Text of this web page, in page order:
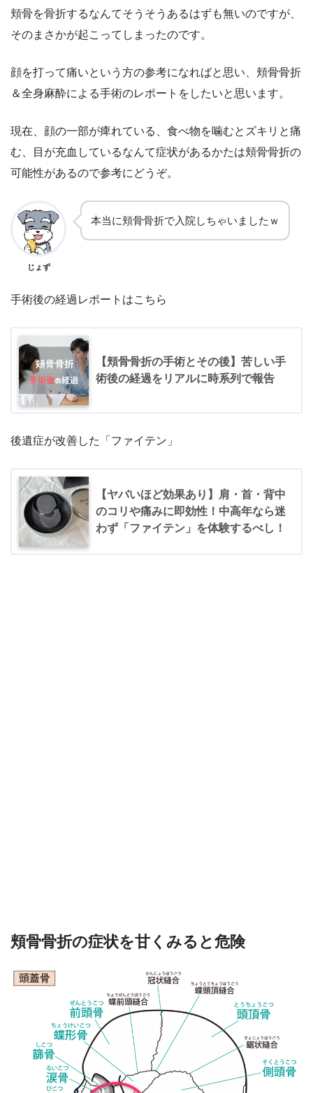
頬骨を骨折するなんてそうそうあるはずも無いのですが、
そのまさかが起こってしまったのです。
顔を打って痛いという方の参考になればと思い、頬骨骨折
＆全身麻酔による手術のレポートをしたいと思います。
現在、顔の一部が痺れている、食べ物を噛むとズキリと痛
む、目が充血しているなんて症状があるかたは頬骨骨折の
可能性があるので参考にどうぞ。
じょず
本当に頬骨骨折で入院しちゃいましたｗ
手術後の経過レポートはこちら
【頬骨骨折の手術とその後】苦しい手
術後の経過をリアルに時系列で報告
後遺症が改善した「ファイテン」
【ヤバいほど効果あり】肩・首・背中
のコリや痛みに即効性！中高年なら迷
わず「ファイテン」を体験するべし！
頬骨骨折の症状を甘くみると危険